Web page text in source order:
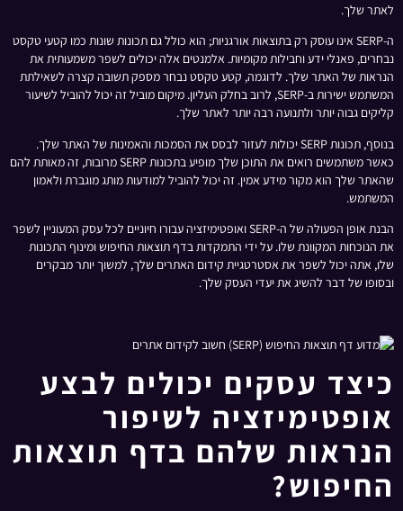
לאתר שלך.
ה-SERP אינו עוסק רק בתוצאות אורגניות; הוא כולל גם תכונות שונות כמו קטעי טקסט
נבחרים, פאנלי ידע וחבילות מקומיות. אלמנטים אלה יכולים לשפר משמעותית את
הנראות של האתר שלך. לדוגמה, קטע טקסט נבחר מספק תשובה קצרה לשאילתת
המשתמש ישירות ב-SERP, לרוב בחלק העליון. מיקום מוביל זה יכול להוביל לשיעור
קליקים גבוה יותר ולתנועה רבה יותר לאתר שלך.
בנוסף, תכונות SERP יכולות לעזור לבסס את הסמכות והאמינות של האתר שלך.
כאשר משתמשים רואים את התוכן שלך מופיע בתכונות SERP מרובות, זה מאותת להם
שהאתר שלך הוא מקור מידע אמין. זה יכול להוביל למודעות מותג מוגברת ולאמון
המשתמש.
הבנת אופן הפעולה של ה-SERP ואופטימיזציה עבורו חיוניים לכל עסק המעוניין לשפר
את הנוכחות המקוונת שלו. על ידי התמקדות בדף תוצאות החיפוש ומינוף התכונות
שלו, אתה יכול לשפר את אסטרטגיית קידום האתרים שלך, למשוך יותר מבקרים
ובסופו של דבר להשיג את יעדי העסק שלך.
כיצד עסקים יכולים לבצע
אופטימיזציה לשיפור
הנראות שלהם בדף תוצאות
החיפוש?